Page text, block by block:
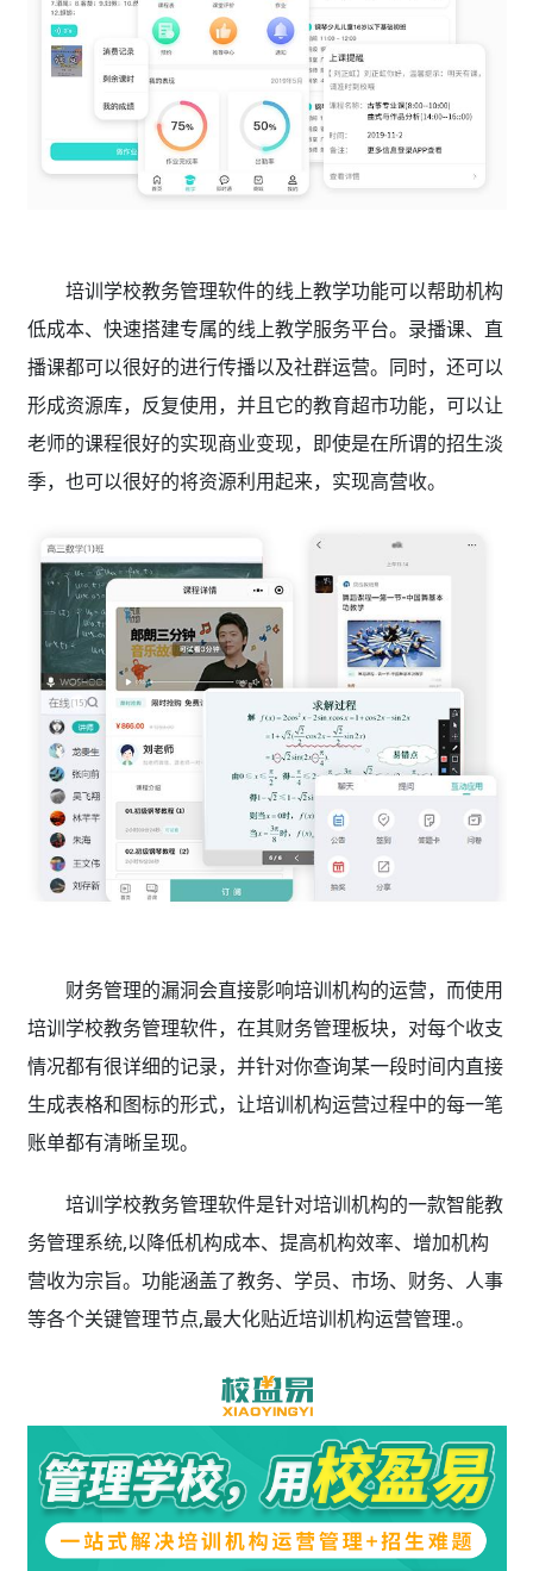
培训学校教务管理软件的线上教学功能可以帮助机构
低成本、快速搭建专属的线上教学服务平台。录播课、直
播课都可以很好的进行传播以及社群运营。同时，还可以
形成资源库，反复使用，并且它的教育超市功能，可以让
老师的课程很好的实现商业变现，即使是在所谓的招生淡
季，也可以很好的将资源利用起来，实现高营收。
财务管理的漏洞会直接影响培训机构的运营，而使用
培训学校教务管理软件，在其财务管理板块，对每个收支
情况都有很详细的记录，并针对你查询某一段时间内直接
生成表格和图标的形式，让培训机构运营过程中的每一笔
账单都有清晰呈现。
培训学校教务管理软件是针对培训机构的一款智能教
务管理系统,以降低机构成本、提高机构效率、增加机构
营收为宗旨。功能涵盖了教务、学员、市场、财务、人事
等各个关键管理节点,最大化贴近培训机构运营管理.。